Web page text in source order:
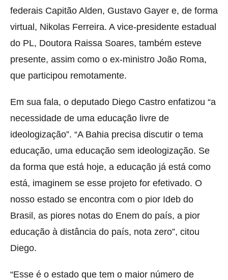
federais Capitão Alden, Gustavo Gayer e, de forma
virtual, Nikolas Ferreira. A vice-presidente estadual
do PL, Doutora Raissa Soares, também esteve
presente, assim como o ex-ministro João Roma,
que participou remotamente.
Em sua fala, o deputado Diego Castro enfatizou “a
necessidade de uma educação livre de
ideologização”. “A Bahia precisa discutir o tema
educação, uma educação sem ideologização. Se
da forma que está hoje, a educação já está como
está, imaginem se esse projeto for efetivado. O
nosso estado se encontra com o pior Ideb do
Brasil, as piores notas do Enem do país, a pior
educação à distância do país, nota zero”, citou
Diego.
“Esse é o estado que tem o maior número de